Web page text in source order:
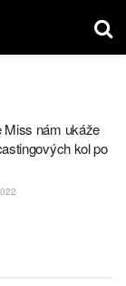
Miss nám ukáže
kol po